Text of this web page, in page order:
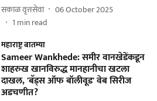
सकाळ वृत्तसेवा
06 October 2025
1 min read
महाराष्ट्र बातम्या
Sameer Wankhede: समीर वानखेडेंकडून
शाहरुख खानविरुद्ध मानहानीचा खटला
दाखल, 'बॅड्स ऑफ बॉलीवूड' वेब सिरीज
अडचणीत?